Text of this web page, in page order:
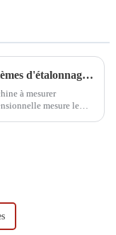
Problèmes d'étalonnage courants des MMT
à mesurer
mesure le